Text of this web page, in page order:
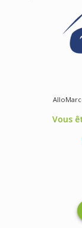
Vous